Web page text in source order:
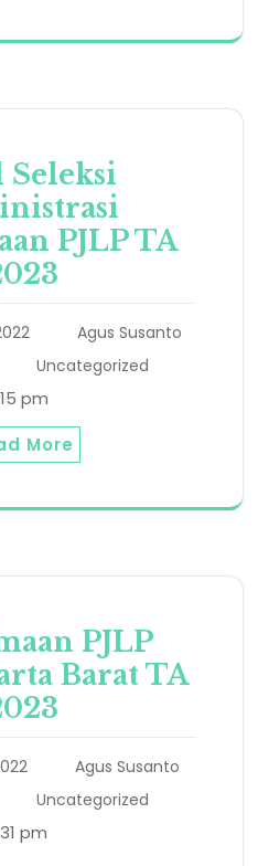
Seleksi
PJLP TA
Agus Susanto
Uncategorized
pm
More
PJLP
Barat TA
Agus Susanto
Uncategorized
pm